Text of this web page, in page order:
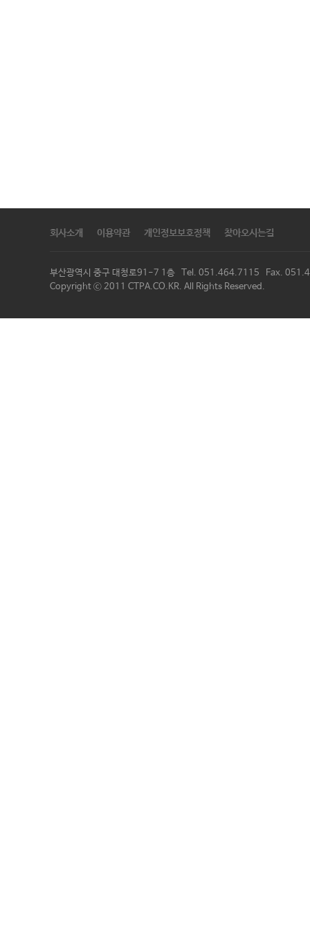
회사소개 이용약관 개인정보보호정책 찾아오시는길
부산광역시 중구 대청로91-7 1층 Tel. 051.464.7115 Fax.
Copyright ⓒ 2011 CTPA.CO.KR. All Rights Reserved.